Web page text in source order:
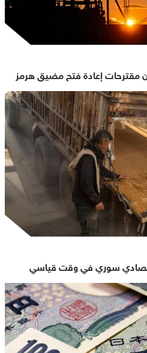
إعادة فتح مضيق هرمز